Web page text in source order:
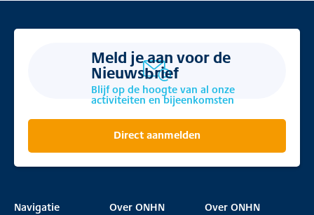
Meld je aan voor de
Nieuwsbrief
Blijf op de hoogte van al onze
activiteiten en bijeenkomsten
Direct aanmelden
Navigatie Over ONHN Over ONHN